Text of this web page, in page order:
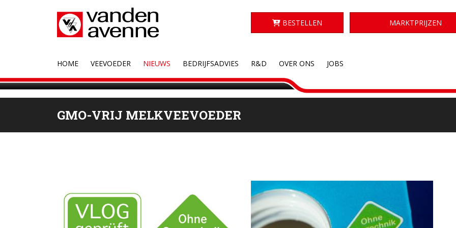
BESTELLEN MARKTPRIJZEN
HOME VEEVOEDER NIEUWS BEDRIJFSADVIES R&D OVER ONS JOBS
GMO-VRIJ MELKVEEVOEDER